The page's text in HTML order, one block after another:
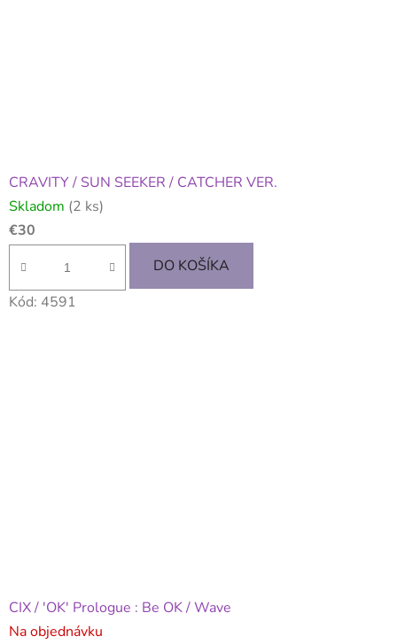
CRAVITY / SUN SEEKER / CATCHER VER.
Skladom (2 ks)
€30
DO KOŠÍKA
Kód: 4591
CIX / 'OK' Prologue : Be OK / Wave
Na objednávku